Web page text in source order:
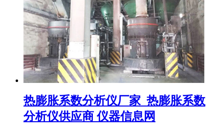
热膨胀系数分析仪厂家_热膨胀系数
分析仪供应商 仪器信息网